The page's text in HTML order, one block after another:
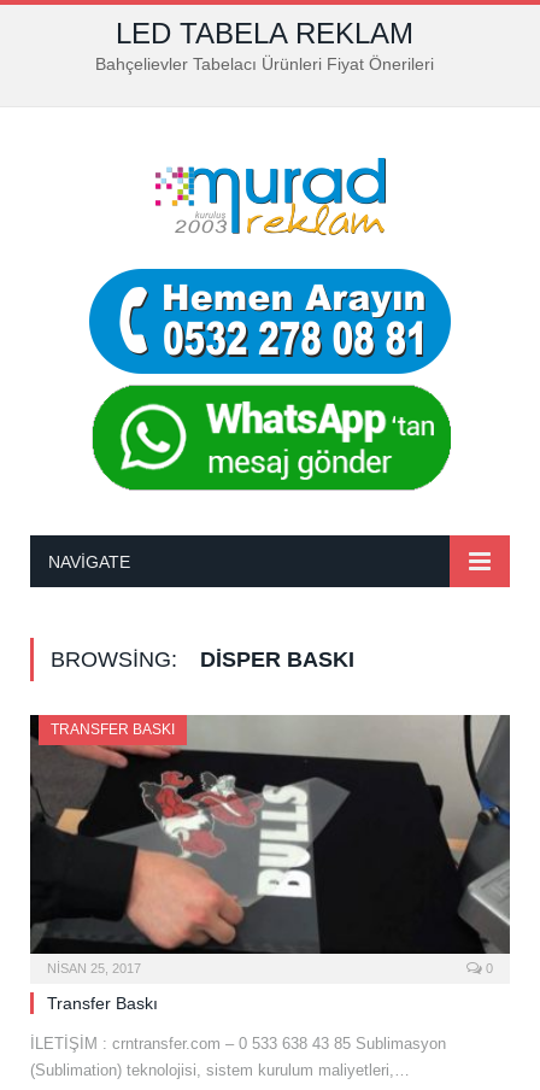
LED TABELA REKLAM
Bahçelievler Tabelacı Ürünleri Fiyat Önerileri
NAVIGATE
BROWSING: DISPER BASKI
TRANSFER BASKI
NISAN 25, 2017 0
Transfer Baskı
İLETİŞİM : crntransfer.com – 0 533 638 43 85 Sublimasyon
(Sublimation) teknolojisi, sistem kurulum maliyetleri,…